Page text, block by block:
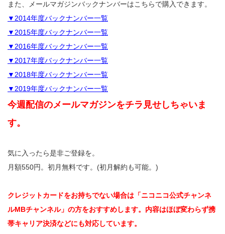
また、メールマガジンバックナンバーはこちらで購入できます。
▼2014年度バックナンバー一覧
▼2015年度バックナンバー一覧
▼2016年度バックナンバー一覧
▼2017年度バックナンバー一覧
▼2018年度バックナンバー一覧
▼2019年度バックナンバー一覧
今週配信のメールマガジンをチラ見せしちゃいま
す。
気に入ったら是非ご登録を。
月額550円。初月無料です。(初月解約も可能。)
クレジットカードをお持ちでない場合は「ニコニコ公式チャンネ
ルMBチャンネル」の方をおすすめします。内容はほぼ変わらず携
帯キャリア決済などにも対応しています。